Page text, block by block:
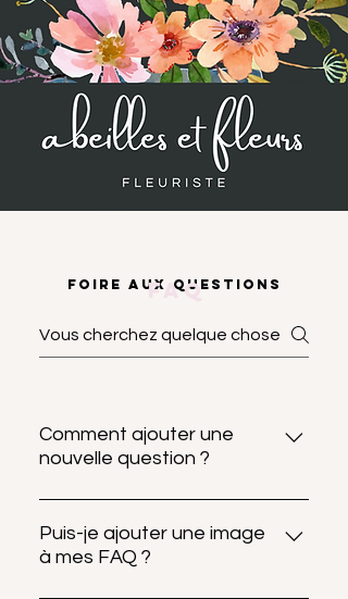
Foire aux questions
Comment ajouter une
nouvelle question ?
Pour ajouter une nouvelle
questions, allez aux paramètres
de l'appli et cliquez sur le bouton
Puis-je ajouter une image
à mes FAQ ?
faq